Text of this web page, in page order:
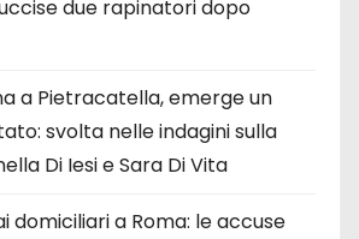
due rapinatori dopo
a Pietracatella, emerge un
svolta nelle indagini sulla
Di Iesi e Sara Di Vita
domiciliari a Roma: le accuse